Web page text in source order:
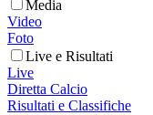
Media
Video
Foto
Live e Risultati
Live
Diretta Calcio
Risultati e Classifiche